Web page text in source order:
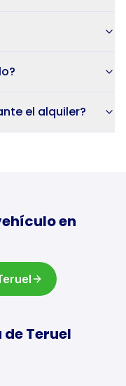
el alquiler?
en
deTeruel